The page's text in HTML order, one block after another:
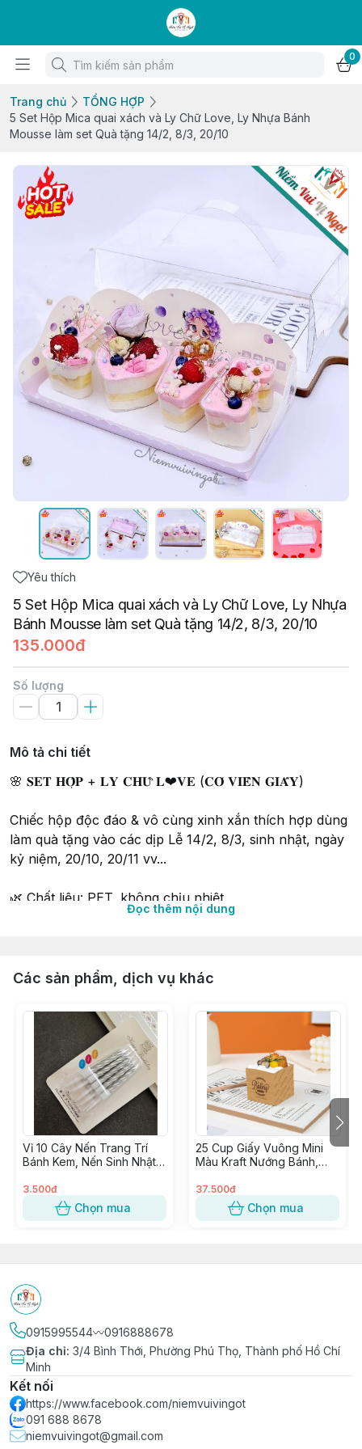
0
Trang chủ
TỔNG HỢP
5 Set Hộp Mica quai xách và Ly Chữ Love, Ly Nhựa Bánh
Mousse làm set Quà tặng 14/2, 8/3, 20/10
Yêu thích
5 Set Hộp Mica quai xách và Ly Chữ Love, Ly Nhựa
Bánh Mousse làm set Quà tặng 14/2, 8/3, 20/10
135.000đ
Số lượng
Mô tả chi tiết
🌸 𝐒𝐄𝐓 𝐇𝐎̣̂𝐏 + 𝐋𝐘 𝐂𝐇𝐔̛̃ 𝐋❤𝐕𝐄 (𝐂𝐎́ 𝐕𝐈𝐄̂̀𝐍 𝐆𝐈𝐀̂́𝐘)
Chiếc hộp độc đáo & vô cùng xinh xắn thích hợp dùng
làm quà tặng vào các dịp Lễ 14/2, 8/3, sinh nhật, ngày
kỷ niệm, 20/10, 20/11 vv...
🌿 Chất liệu: PET, không chịu nhiệt
🌿 Ly chuyên dùng cho các loại bánh Lạnh như: bánh
🪻1 bộ bao gồm: 𝐇𝐨̣̂𝐩 𝐌𝐢𝐜𝐚 𝐭𝐫𝐨𝐧𝐠 𝐪𝐮𝐚𝐢 𝐱𝐚́𝐜𝐡 + Đ𝐞̂́ 𝐧𝐡𝐮̛̣𝐚
∵∵∵∵∵∵∵∵∵∵∵∵∵∵∵∵∵∵∵∵∵∵∵∵∵∵∵∵∵∵∵∵∵∵
🔰 Shop 𝐍𝐈𝐄̂̀𝐌 𝐕𝐔𝐈 𝐕𝐈̣ 𝐍𝐆𝐎̣𝐓 𝑠𝑖𝑛𝑐𝑒 2015
🔰 Tư vấn & phục vụ tận tình chu đáo
🔰 Có Cửa hàng & Kho hàng cung ứng liền mạch
🔰 Phân phối Sỉ & Lẻ toàn quốc giá tận gốc
🔰 Nhập hàng trực tiếp, không qua trung gian từ các
Nhà Máy lớn uy tín
Đọc thêm nội dung
Các sản phẩm, dịch vụ khác
Vỉ 10 Cây Nến Trang Trí
Bánh Kem, Nến Sinh Nhật,
Nhật
3.500đ
Chọn mua
25 Cup Giấy Vuông Mini
Màu Kraft Nướng Bánh,
trang trí Tiệc
37.500đ
Chọn mua
0915995544〰️0916888678
Địa chỉ: 3/4 Bình Thới, Phường Phú Thọ, Thành phố Hồ Chí
Minh
Kết nối
https://www.facebook.com/niemvuivingot
091 688 8678
niemvuivingot@gmail.com